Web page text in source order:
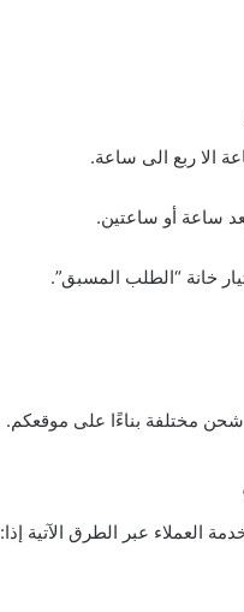
الا ربع الى ساعة.
ساعة أو ساعتين.
خانة “الطلب المسبق”.
مختلفة بناءًا على موقعكم.
العملاء عبر الطرق الآتية إذا: